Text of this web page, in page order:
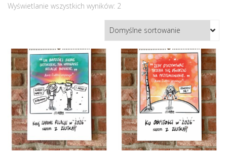
Wyświetlanie wszystkich wyników: 2